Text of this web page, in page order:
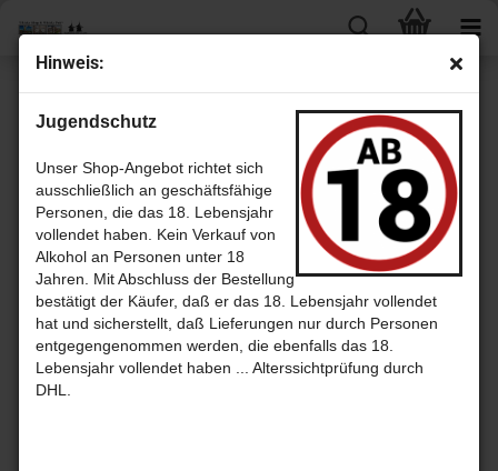
Hin­weis:
Jugendschutz
Unser Shop-Angebot richtet sich
ausschließlich an geschäftsfähige
Personen, die das 18. Lebensjahr
vollendet haben. Kein Verkauf von
Alkohol an Personen unter 18
Jahren. Mit Abschluss der Bestellung
bestätigt der Käufer, daß er das 18. Lebensjahr vollendet
hat und sicherstellt, daß Lieferungen nur durch Personen
entgegengenommen werden, die ebenfalls das 18.
Lebensjahr vollendet haben ... Alterssichtprüfung durch
DHL.
weiter »
Letzter »
3Artikel in dieser Kategorie
North Bri­tish 17 Jahre Sher­ry Casks mit 48,0% An Edin­burgh Dram
von Thomp­son Bros. - sin­gle Grain scotch Whis­ky